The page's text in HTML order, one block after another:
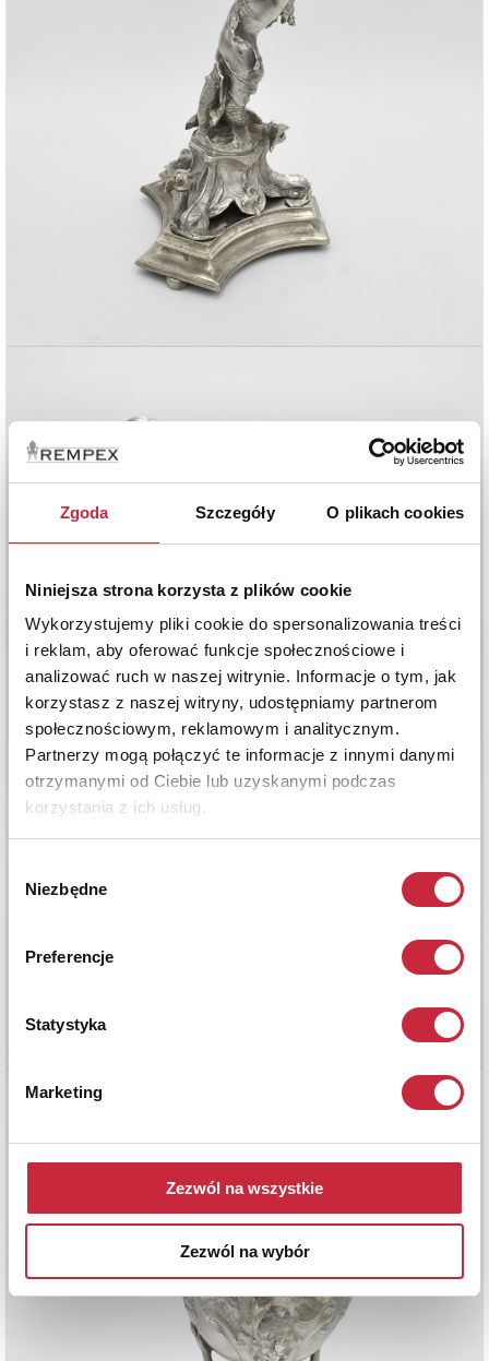
Zgoda Szczegóły O plikach cookies
Niniejsza strona korzysta z plików cookie
Wykorzystujemy pliki cookie do spersonalizowania treści
i reklam, aby oferować funkcje społecznościowe i
analizować ruch w naszej witrynie. Informacje o tym, jak
korzystasz z naszej witryny, udostępniamy partnerom
społecznościowym, reklamowym i analitycznym.
Partnerzy mogą połączyć te informacje z innymi danymi
otrzymanymi od Ciebie lub uzyskanymi podczas
korzystania z ich usług.
zgody
Niezbędne
Preferencje
Statystyka
Marketing
Zezwól na wszystkie
Zezwól na wybór